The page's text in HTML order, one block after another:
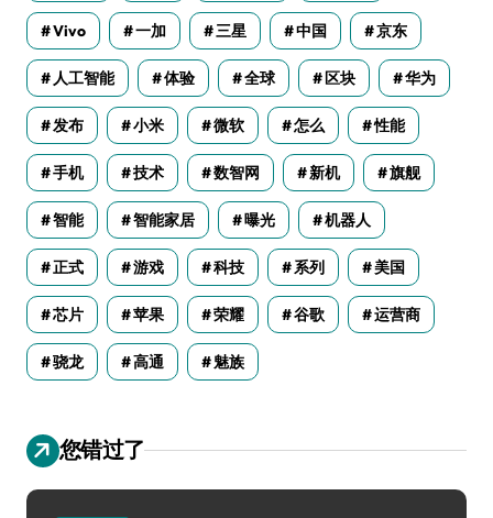
Vivo 一加 三星 中国 京东
人工智能 体验 全球 区块 华为
发布 小米 微软 怎么 性能
手机 技术 数智网 新机 旗舰
智能 智能家居 曝光 机器人
正式 游戏 科技 系列 美国
芯片 苹果 荣耀 谷歌 运营商
骁龙 高通 魅族
您错过了